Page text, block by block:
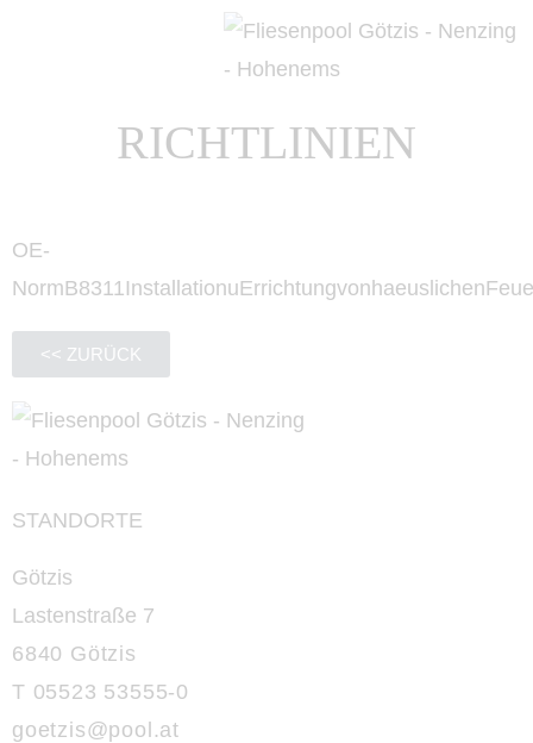
RICHTLINIEN
OE-
<< ZURÜCK
STANDORTE
Götzis
Lastenstraße 7
6840 Götzis
T 05523 53555-0
goetzis@pool.at